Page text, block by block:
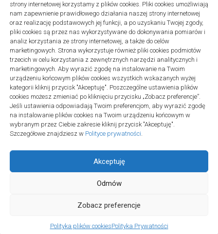
strony internetowej korzystamy z plików cookies. Pliki cookies umożliwiają
nam zapewnienie prawidłowego działania naszej strony internetowej
oraz realizację podstawowych jej funkcji, a po uzyskaniu Twojej zgody,
pliki cookies są przez nas wykorzystywane do dokonywania pomiarów i
analiz korzystania ze strony internetowej, a także do celów
marketingowych. Strona wykorzystuje również pliki cookies podmiotów
trzecich w celu korzystania z zewnętrznych narzędzi analitycznych i
marketingowych. Aby wyrazić zgodę na instalowanie na Twoim
urządzeniu końcowym plików cookies wszystkich wskazanych wyżej
kategorii kliknij przycisk "Akceptuję". Poszczególne ustawienia plików
cookies możesz zmieniać po kliknięciu przycisku „Zobacz preferencje”.
Jeśli ustawienia odpowiadają Twoim preferencjom, aby wyrazić zgodę
na instalowanie plików cookies na Twoim urządzeniu końcowym w
wybranym przez Ciebie zakresie kliknij przycisk "Akceptuję".
Szczegółowe znajdziesz w Polityce prywatności.
Akceptuję
Odmów
Zobacz preferencje
Polityka plików cookiesPolityka Prywatności
Projekty domów Podkarpacie
linki z nap
Społeczność Edukacyjna © 2026. All Rights Reserved.